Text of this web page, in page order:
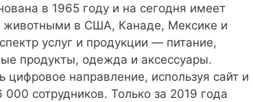
в 1965 году и на сегодня имеет
животными в США, Канаде, Мексике и
услуг и продукции — питание,
продукты, одежда и аксессуары.
цифровое направление, используя сайт и
сотрудников. Только за 2019 года